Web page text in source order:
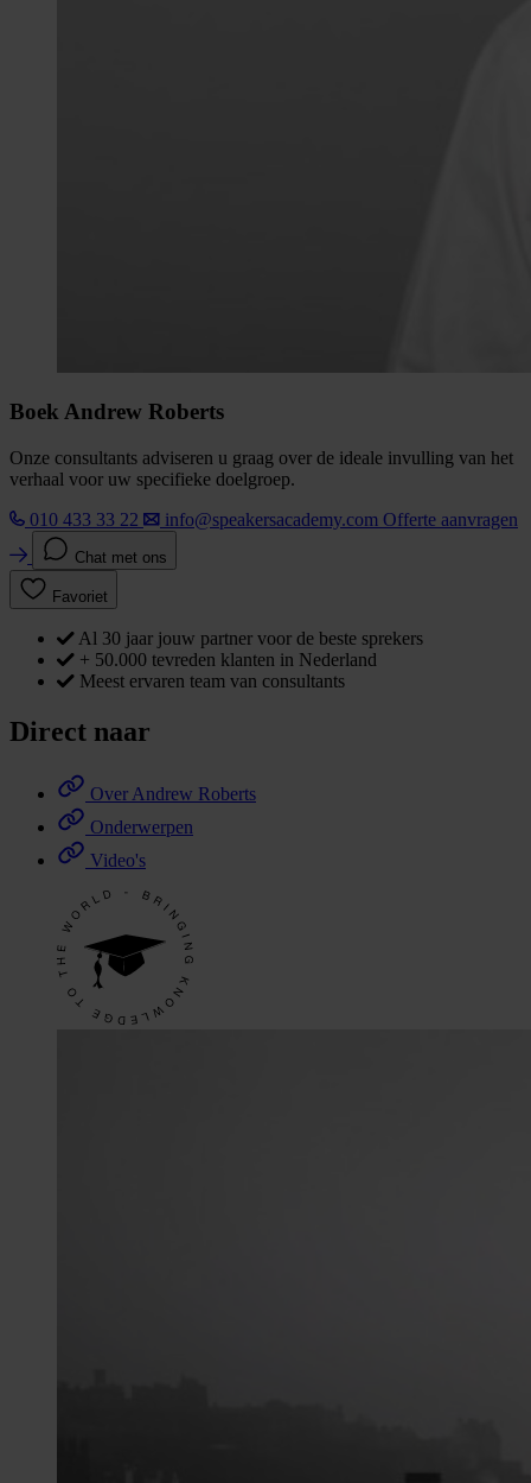
Boek Andrew Roberts
Onze consultants adviseren u graag over de ideale invulling van het
verhaal voor uw specifieke doelgroep.
010 433 33 22
info@speakersacademy.com Offerte aanvragen
Chat met ons
Favoriet
Al 30 jaar jouw partner voor de beste sprekers
+ 50.000 tevreden klanten in Nederland
Meest ervaren team van consultants
Direct naar
Over Andrew Roberts
Onderwerpen
Video's